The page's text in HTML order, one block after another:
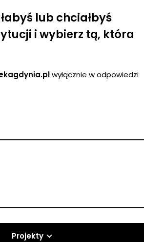
lub chciałbyś
i wybierz tą, która
wyłącznie w odpowiedzi
Projekty